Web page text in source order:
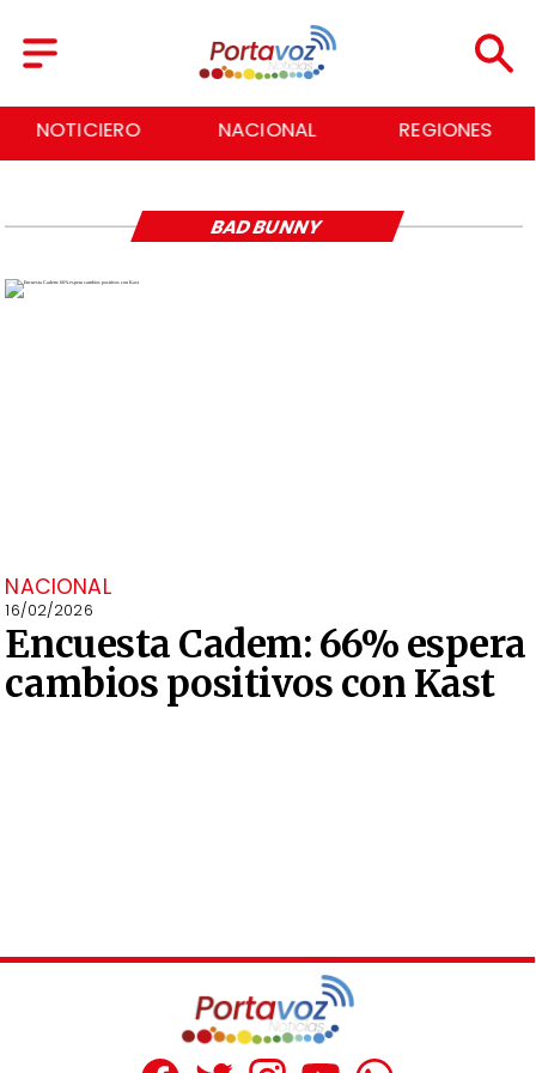
NOTICIERO NACIONAL REGIONES
NACIONAL
16/02/2026
Encuesta Cadem: 66% espera
cambios positivos con Kast
BAD BUNNY